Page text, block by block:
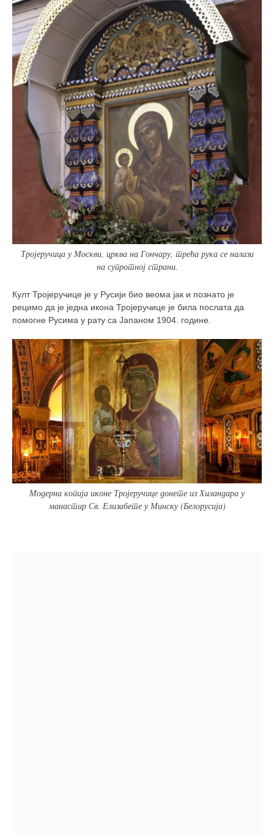
Тројеручица у Москви, црква на Гончару, трећа рука се налази
на супротној страни.
Култ Тројеручице је у Русији био веома јак и познато је
рецимо да је једна икона Тројеручице је била послата да
помогне Русима у рату са Јапаном 1904. године.
Модерна копија иконе Тројеручице донете из Хиландара у
манастир Св. Елизабете у Минску (Белорусија)